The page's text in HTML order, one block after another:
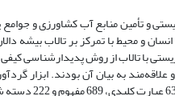
و تأمین منابع آب کشاورزی و جوامع
و محیط با تمرکز بر تالاب بیشه
با تالاب از روش پدیدارشناسی
به بیان آن بودند. ابزار